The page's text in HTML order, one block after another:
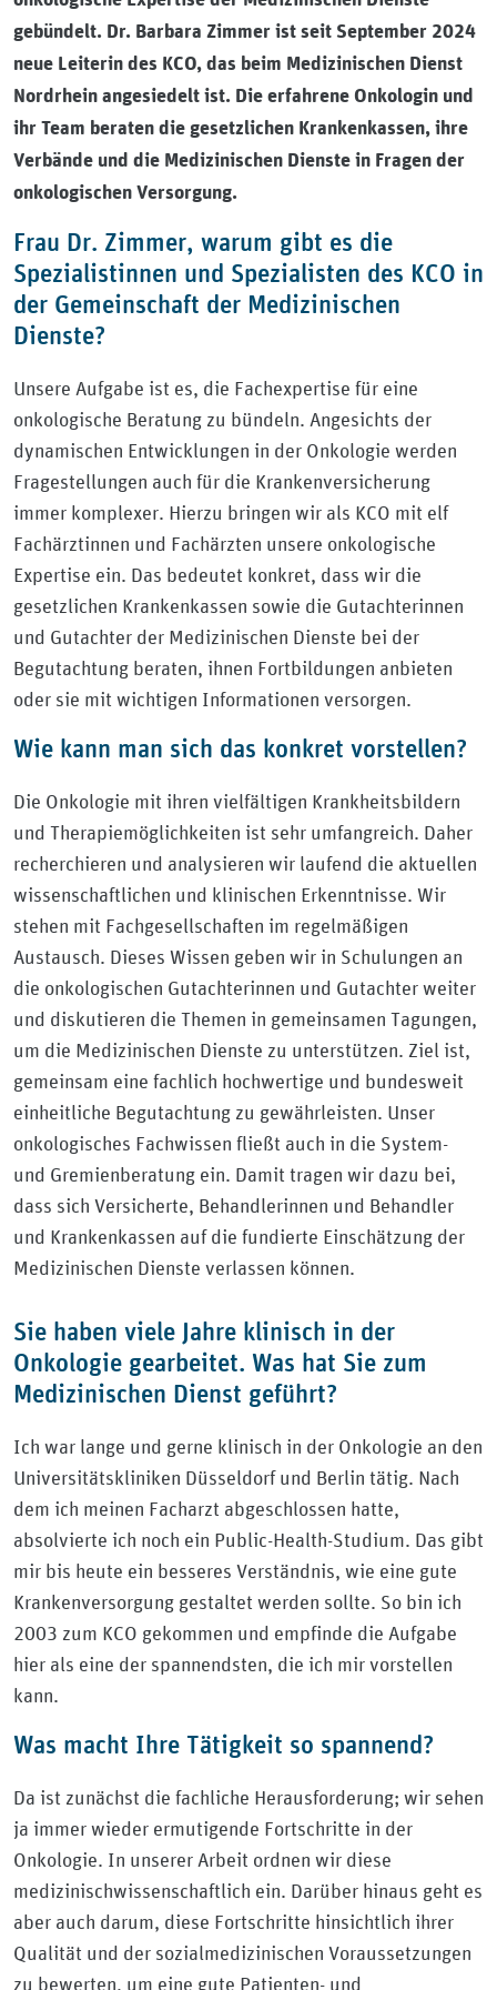
gebündelt. Dr. Barbara Zimmer ist seit September 2024
neue Leiterin des KCO, das beim Medizinischen Dienst
Nordrhein angesiedelt ist. Die erfahrene Onkologin und
ihr Team beraten die gesetzlichen Krankenkassen, ihre
Verbände und die Medizinischen Dienste in Fragen der
onkologischen Versorgung.
Frau Dr. Zimmer, warum gibt es die
Spezialistinnen und Spezialisten des KCO in
der Gemeinschaft der Medizinischen
Dienste?
Unsere Aufgabe ist es, die Fachexpertise für eine
onkologische Beratung zu bündeln. Angesichts der
dynamischen Entwicklungen in der Onkologie werden
Fragestellungen auch für die Krankenversicherung
immer komplexer. Hierzu bringen wir als KCO mit elf
Fachärztinnen und Fachärzten unsere onkologische
Expertise ein. Das bedeutet konkret, dass wir die
gesetzlichen Krankenkassen sowie die Gutachterinnen
und Gutachter der Medizinischen Dienste bei der
Begutachtung beraten, ihnen Fortbildungen anbieten
oder sie mit wichtigen Informationen versorgen.
Wie kann man sich das konkret vorstellen?
Die Onkologie mit ihren vielfältigen Krankheitsbildern
und Therapiemöglichkeiten ist sehr umfangreich. Daher
recherchieren und analysieren wir laufend die aktuellen
wissenschaftlichen und klinischen Erkenntnisse. Wir
stehen mit Fachgesellschaften im regelmäßigen
Austausch. Dieses Wissen geben wir in Schulungen an
die onkologischen Gutachterinnen und Gutachter weiter
und diskutieren die Themen in gemeinsamen Tagungen,
um die Medizinischen Dienste zu unterstützen. Ziel ist,
gemeinsam eine fachlich hochwertige und bundesweit
einheitliche Begutachtung zu gewährleisten. Unser
onkologisches Fachwissen fließt auch in die System-
und Gremienberatung ein. Damit tragen wir dazu bei,
dass sich Versicherte, Behandlerinnen und Behandler
und Krankenkassen auf die fundierte Einschätzung der
Medizinischen Dienste verlassen können.
Sie haben viele Jahre klinisch in der
Onkologie gearbeitet. Was hat Sie zum
Medizinischen Dienst geführt?
Ich war lange und gerne klinisch in der Onkologie an den
Universitätskliniken Düsseldorf und Berlin tätig. Nach
dem ich meinen Facharzt abgeschlossen hatte,
absolvierte ich noch ein Public-Health-Studium. Das gibt
mir bis heute ein besseres Verständnis, wie eine gute
Krankenversorgung gestaltet werden sollte. So bin ich
2003 zum KCO gekommen und empfinde die Aufgabe
hier als eine der spannendsten, die ich mir vorstellen
kann.
Was macht Ihre Tätigkeit so spannend?
Da ist zunächst die fachliche Herausforderung; wir sehen
ja immer wieder ermutigende Fortschritte in der
Onkologie. In unserer Arbeit ordnen wir diese
medizinischwissenschaftlich ein. Darüber hinaus geht es
aber auch darum, diese Fortschritte hinsichtlich ihrer
Qualität und der sozialmedizinischen Voraussetzungen
zu bewerten, um eine gute Patienten- und